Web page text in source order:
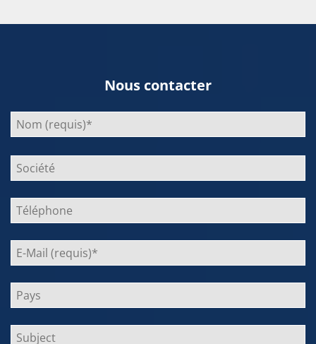
Nous contacter
Bitte
lasse
dieses
Feld
leer.